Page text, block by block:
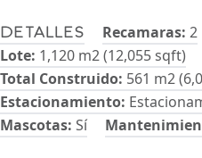
Detalles Recamaras: 2
Lote: 1,120 m2 (12,055 sqft)
Total Construido: 561 m2
Estacionamiento:
Mascotas: Sí